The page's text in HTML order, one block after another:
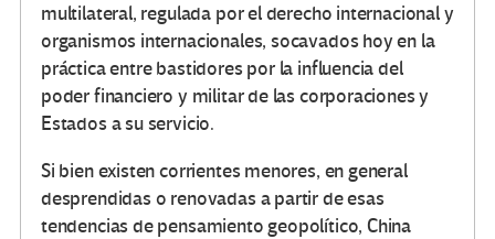
multilateral, regulada por el derecho internacional y
organismos internacionales, socavados hoy en la
práctica entre bastidores por la influencia del
poder financiero y militar de las corporaciones y
Estados a su servicio.
Si bien existen corrientes menores, en general
desprendidas o renovadas a partir de esas
tendencias de pensamiento geopolítico, China